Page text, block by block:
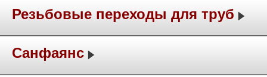
Резьбовые переходы для труб
Санфаянс